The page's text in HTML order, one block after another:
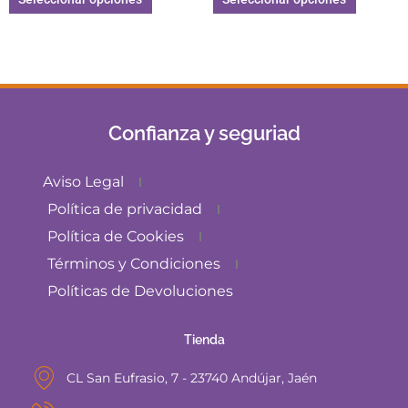
Confianza y seguriad
Aviso Legal
Política de privacidad
Política de Cookies
Términos y Condiciones
Políticas de Devoluciones
Tienda
CL San Eufrasio, 7 - 23740 Andújar, Jaén